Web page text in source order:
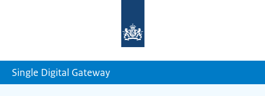
homepage
Single Digital Gateway